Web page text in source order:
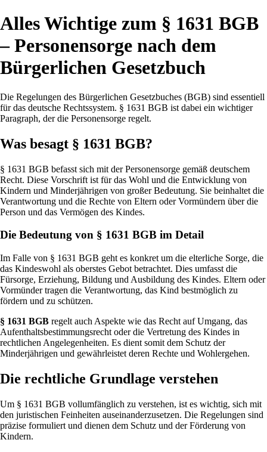
Alles Wichtige zum § 1631 BGB
– Personensorge nach dem
Bürgerlichen Gesetzbuch
Die Regelungen des Bürgerlichen Gesetzbuches (BGB) sind essentiell
für das deutsche Rechtssystem. § 1631 BGB ist dabei ein wichtiger
Paragraph, der die Personensorge regelt.
Was besagt § 1631 BGB?
§ 1631 BGB befasst sich mit der Personensorge gemäß deutschem
Recht. Diese Vorschrift ist für das Wohl und die Entwicklung von
Kindern und Minderjährigen von großer Bedeutung. Sie beinhaltet die
Verantwortung und die Rechte von Eltern oder Vormündern über die
Person und das Vermögen des Kindes.
Die Bedeutung von § 1631 BGB im Detail
Im Falle von § 1631 BGB geht es konkret um die elterliche Sorge, die
das Kindeswohl als oberstes Gebot betrachtet. Dies umfasst die
Fürsorge, Erziehung, Bildung und Ausbildung des Kindes. Eltern oder
Vormünder tragen die Verantwortung, das Kind bestmöglich zu
fördern und zu schützen.
§ 1631 BGB regelt auch Aspekte wie das Recht auf Umgang, das
Aufenthaltsbestimmungsrecht oder die Vertretung des Kindes in
rechtlichen Angelegenheiten. Es dient somit dem Schutz der
Minderjährigen und gewährleistet deren Rechte und Wohlergehen.
Die rechtliche Grundlage verstehen
Um § 1631 BGB vollumfänglich zu verstehen, ist es wichtig, sich mit
den juristischen Feinheiten auseinanderzusetzen. Die Regelungen sind
präzise formuliert und dienen dem Schutz und der Förderung von
Kindern.